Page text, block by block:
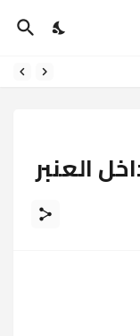
العنبر